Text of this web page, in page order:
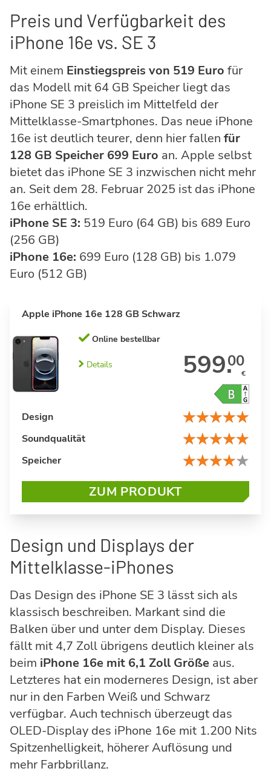
Preis und Verfügbarkeit des
iPhone 16e vs. SE 3
Mit einem Einstiegspreis von 519 Euro für
das Modell mit 64 GB Speicher liegt das
iPhone SE 3 preislich im Mittelfeld der
Mittelklasse-Smartphones. Das neue iPhone
16e ist deutlich teurer, denn hier fallen für
128 GB Speicher 699 Euro an. Apple selbst
bietet das iPhone SE 3 inzwischen nicht mehr
an. Seit dem 28. Februar 2025 ist das iPhone
16e erhältlich.
iPhone SE 3: 519 Euro (64 GB) bis 689 Euro
(256 GB)
iPhone 16e: 699 Euro (128 GB) bis 1.079
Euro (512 GB)
Apple iPhone 16e 128 GB Schwarz
Design
Soundqualität
Speicher
Online bestellbar
Details 599.00
€
ZUM PRODUKT
Design und Displays der
Mittelklasse-iPhones
Das Design des iPhone SE 3 lässt sich als
klassisch beschreiben. Markant sind die
Balken über und unter dem Display. Dieses
fällt mit 4,7 Zoll übrigens deutlich kleiner als
beim iPhone 16e mit 6,1 Zoll Größe aus.
Letzteres hat ein moderneres Design, ist aber
nur in den Farben Weiß und Schwarz
verfügbar. Auch technisch überzeugt das
OLED-Display des iPhone 16e mit 1.200 Nits
Spitzenhelligkeit, höherer Auflösung und
mehr Farbbrillanz.